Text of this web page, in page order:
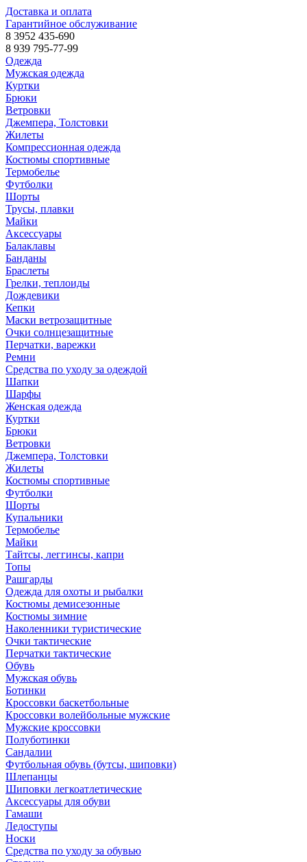
Доставка и оплата
Гарантийное обслуживание
8 3952 435-690
8 939 795-77-99
Одежда
Мужская одежда
Куртки
Брюки
Ветровки
Джемпера, Толстовки
Жилеты
Компрессионная одежда
Костюмы спортивные
Термобелье
Футболки
Шорты
Трусы, плавки
Майки
Аксессуары
Балаклавы
Банданы
Браслеты
Грелки, теплоиды
Дождевики
Кепки
Маски ветрозащитные
Очки солнцезащитные
Перчатки, варежки
Ремни
Средства по уходу за одеждой
Шапки
Шарфы
Женская одежда
Куртки
Брюки
Ветровки
Джемпера, Толстовки
Жилеты
Костюмы спортивные
Футболки
Шорты
Купальники
Термобелье
Майки
Тайтсы, леггинсы, капри
Топы
Рашгарды
Одежда для охоты и рыбалки
Костюмы демисезонные
Костюмы зимние
Наколенники туристические
Очки тактические
Перчатки тактические
Обувь
Мужская обувь
Ботинки
Кроссовки баскетбольные
Кроссовки волейбольные мужские
Мужские кроссовки
Полуботинки
Сандалии
Футбольная обувь (бутсы, шиповки)
Шлепанцы
Шиповки легкоатлетические
Аксессуары для обуви
Гамаши
Ледоступы
Носки
Средства по уходу за обувью